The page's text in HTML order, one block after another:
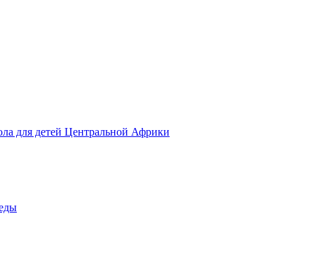
для детей Центральной Африки